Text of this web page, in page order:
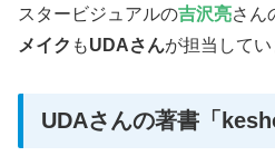
スタービジュアルの吉沢亮さん
メイク もUDAさんが担当して
UDAさんの著書「